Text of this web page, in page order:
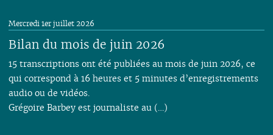
Bilan du mois de juin 2026
Mercredi 1er juillet 2026
15 transcriptions ont été publiées au mois de juin 2026, ce
qui correspond à 16 heures et 5 minutes d’enregistrements
audio ou de vidéos.
Grégoire Barbey est journaliste au (…)